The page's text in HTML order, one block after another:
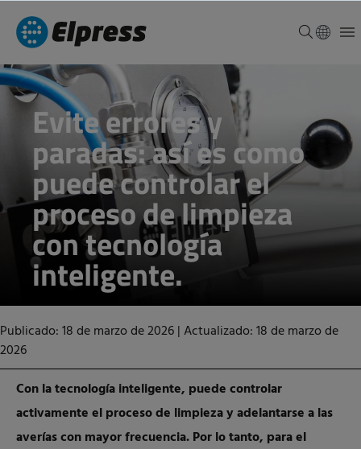
Evite errores y
paradas: así es como
puede controlar el
proceso de limpieza
con tecnología
inteligente.
Publicado: 18 de marzo de 2026|Actualizado: 18 de marzo de
2026
Con la tecnología inteligente, puede controlar
activamente el proceso de limpieza y adelantarse a las
averías con mayor frecuencia. Por lo tanto, para el